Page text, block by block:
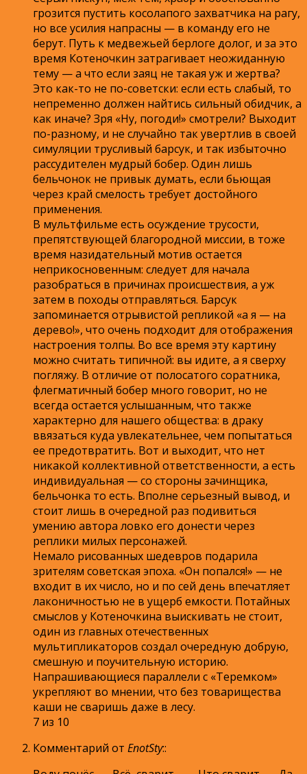
грозится пустить косолапого захватчика на рагу,
но все усилия напрасны — в команду его не
берут. Путь к медвежьей берлоге долог, и за это
время Котеночкин затрагивает неожиданную
тему — а что если заяц не такая уж и жертва?
Это как-то не по-советски: если есть слабый, то
непременно должен найтись сильный обидчик, а
как иначе? Зря «Ну, погоди!» смотрели? Выходит
по-разному, и не случайно так увертлив в своей
симуляции трусливый барсук, и так избыточно
рассудителен мудрый бобер. Один лишь
бельчонок не привык думать, если бьющая
через край смелость требует достойного
применения.
В мультфильме есть осуждение трусости,
препятствующей благородной миссии, в тоже
время назидательный мотив остается
неприкосновенным: следует для начала
разобраться в причинах происшествия, а уж
затем в походы отправляться. Барсук
запоминается отрывистой репликой «а я — на
дерево!», что очень подходит для отображения
настроения толпы. Во все время эту картину
можно считать типичной: вы идите, а я сверху
погляжу. В отличие от полосатого соратника,
флегматичный бобер много говорит, но не
всегда остается услышанным, что также
характерно для нашего общества: в драку
ввязаться куда увлекательнее, чем попытаться
ее предотвратить. Вот и выходит, что нет
никакой коллективной ответственности, а есть
индивидуальная — со стороны зачинщика,
бельчонка то есть. Вполне серьезный вывод, и
стоит лишь в очередной раз подивиться
умению автора ловко его донести через
реплики милых персонажей.
Немало рисованных шедевров подарила
зрителям советская эпоха. «Он попался!» — не
входит в их число, но и по сей день впечатляет
лаконичностью не в ущерб емкости. Потайных
смыслов у Котеночкина выискивать не стоит,
один из главных отечественных
мультипликаторов создал очередную добрую,
смешную и поучительную историю.
Напрашивающиеся параллели с «Теремком»
укрепляют во мнении, что без товарищества
каши не сваришь даже в лесу.
7 из 10
Комментарий от EnotSty::